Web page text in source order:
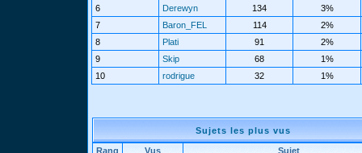
6
Derewyn 134
3%
7
Baron_FEL 114
2%
8
Plati 91
2%
9
Skip 68
1%
10
rodrigue 32 1%
Sujets les plus vus
Rang Vus
Sujet